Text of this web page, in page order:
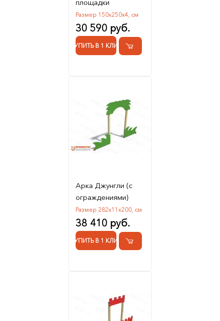
площадки
Размер 150х250х4, см
30 590 руб.
КУПИТЬ В 1 КЛИК
Арка Джунгли (с
ограждениями)
Размер 282х11х200, см
38 410 руб.
КУПИТЬ В 1 КЛИК